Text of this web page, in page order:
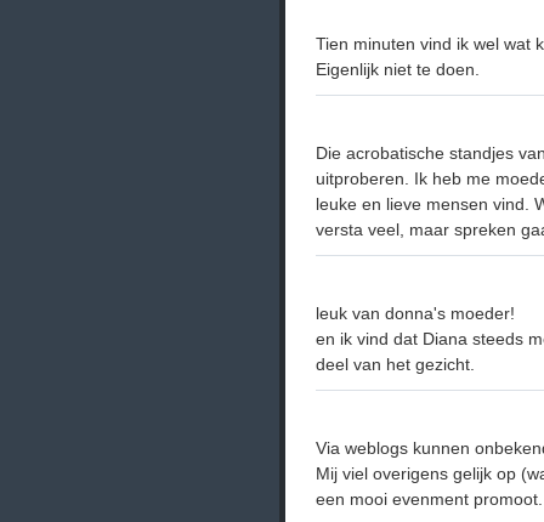
Tien minuten vind ik wel wat
Eigenlijk niet te doen.
Die acrobatische standjes
uitproberen. Ik heb me
leuke en lieve mensen vind.
versta veel, maar spreken
leuk van donna's moeder!
en ik vind dat Diana steeds
deel van het gezicht.
Via weblogs kunnen
Mij viel overigens gelijk op
een mooi evenment